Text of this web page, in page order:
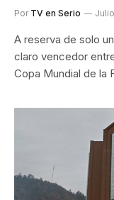
Por TV en Serio
A reserva de solo
claro vencedor
Copa Mundial de la